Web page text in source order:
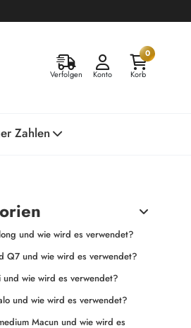
Verfolgen Konto
0
Korb
Zahlen
und wie wird es verwendet?
Q7 und wie wird es verwendet?
wie wird es verwendet?
und wie wird es verwendet?
Macun und wie wird es